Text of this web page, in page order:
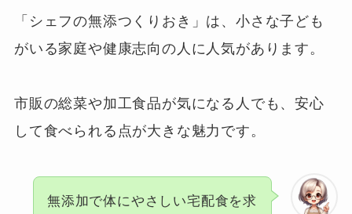
「シェフの無添つくりおき」は、小さな子ども
がいる家庭や健康志向の人に人気があります。
市販の総菜や加工食品が気になる人でも、安心
して食べられる点が大きな魅力です。
無添加で体にやさしい宅配食を求